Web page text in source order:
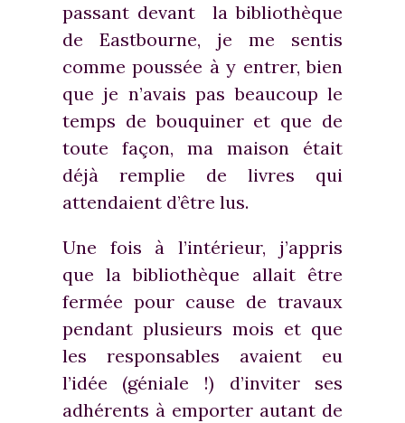
passant devant la bibliothèque
de Eastbourne, je me sentis
comme poussée à y entrer, bien
que je n’avais pas beaucoup le
temps de bouquiner et que de
toute façon, ma maison était
déjà remplie de livres qui
attendaient d’être lus.
Une fois à l’intérieur, j’appris
que la bibliothèque allait être
fermée pour cause de travaux
pendant plusieurs mois et que
les responsables avaient eu
l’idée (géniale !) d’inviter ses
adhérents à emporter autant de